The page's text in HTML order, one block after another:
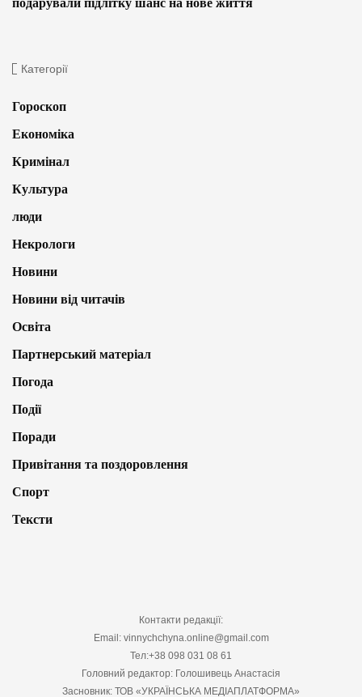
подарували підлітку шанс на нове життя
Категорії
Гороскоп
Економіка
Кримінал
Культура
люди
Некрологи
Новини
Новини від читачів
Освіта
Партнерський матеріал
Погода
Події
Поради
Привітання та поздоровлення
Спорт
Тексти
Контакти редакції:
Email: vinnychchyna.online@gmail.com
Тел:+38 098 031 08 61
Головний редактор: Голошивець Анастасія
Засновник: ТОВ «УКРАЇНСЬКА МЕДІАПЛАТФОРМА»